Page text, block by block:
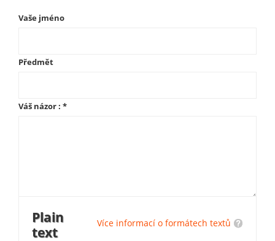
Vaše jméno
Předmět
Váš názor : *
Více informací o formátech textů
Plain
text